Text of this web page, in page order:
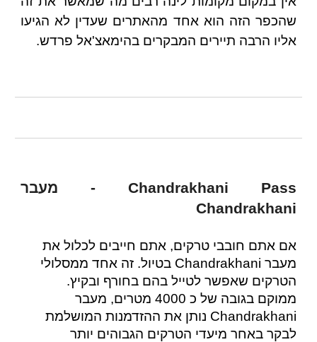
שהכפר הזה הוא אחד מהאתרים שעדין לא הגיעו
אליו הרבה תיירים המבקרים בהימאצ'אל פרדש.
Chandrakhani Pass - מעבר
Chandrakhani
אם אתם חובבי טרקים, אתם חייבים לכלול את
מעבר Chandrakhani בטיול. זה אחד ממסלולי
הטרקים שאפשר לטייל בהם בחורף ובקיץ.
ממוקם בגובה של כ 4000 מטרים, מעבר
Chandrakhani נותן את ההזדמנות המושלמת
לבקר באחר מיעדי הטרקים הגבוהים יותר